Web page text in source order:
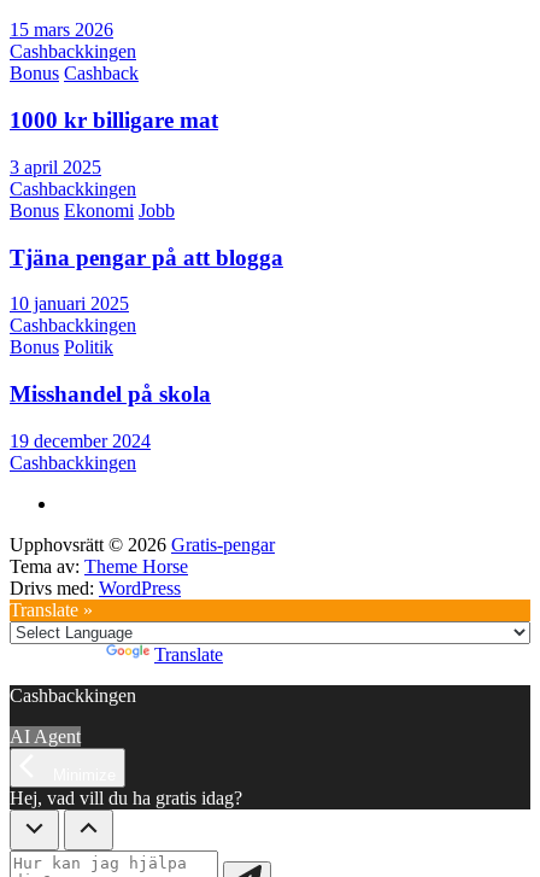
15 mars 2026
Cashbackkingen
Bonus Cashback
1000 kr billigare mat
3 april 2025
Cashbackkingen
Bonus Ekonomi Jobb
Tjäna pengar på att blogga
10 januari 2025
Cashbackkingen
Bonus Politik
Misshandel på skola
19 december 2024
Cashbackkingen
Upphovsrätt © 2026 Gratis-pengar
Tema av: Theme Horse
Drivs med: WordPress
Translate »
Translate
Cashbackkingen
AI Agent
Hej, vad vill du ha gratis idag?